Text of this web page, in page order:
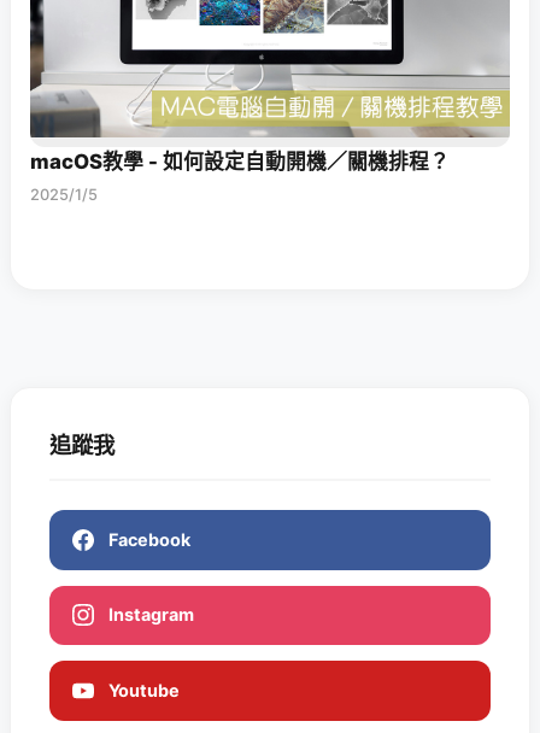
macOS教學 - 如何設定自動開機／關機排程？
2025/1/5
追蹤我
Facebook
Instagram
Youtube